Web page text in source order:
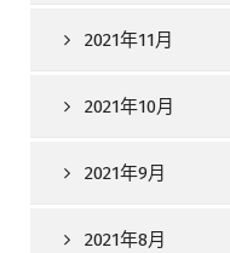
2021年11月
2021年10月
2021年9月
2021年8月